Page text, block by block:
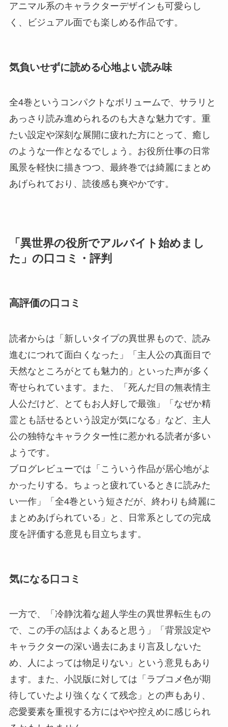
アニマル系のキャラクターデザインも可愛らし
く、ビジュアル面でも楽しめる作品です。
気負いせずに読める心地よい読み味
全4巻というコンパクトなボリュームで、サラリと
あっさり読み進められるのも大きな魅力です。重
たい設定や深刻な展開に疲れた方にとって、癒し
のような一作となるでしょう。お役所仕事の日常
風景を軽快に描きつつ、最終巻では綺麗にまとめ
あげられており、読後感も爽やかです。
「異世界の役所でアルバイト始めまし
た」の口コミ・評判
高評価の口コミ
読者からは「新しいタイプの異世界もので、読み
進むにつれて面白くなった」「主人公の真面目で
天然なところがとても魅力的」といった声が多く
寄せられています。また、「死んだ目の無表情主
人公だけど、とてもお人好しで最強」「なぜか精
霊とも話せるという設定が気になる」など、主人
公の独特なキャラクター性に惹かれる読者が多い
ようです。
ブログレビューでは「こういう作品が居心地がよ
かったりする。ちょっと疲れているときに読みた
い一作」「全4巻という短さだが、終わりも綺麗に
まとめあげられている」と、日常系としての完成
度を評価する意見も目立ちます。
気になる口コミ
一方で、「冷静沈着な超人学生の異世界転生もの
で、この手の話はよくあると思う」「背景設定や
キャラクターの深い過去にあまり言及しないた
め、人によっては物足りない」という意見もあり
ます。また、小説版に対しては「ラブコメ色が期
待していたより強くなくて残念」との声もあり、
恋愛要素を重視する方にはやや控えめに感じられ